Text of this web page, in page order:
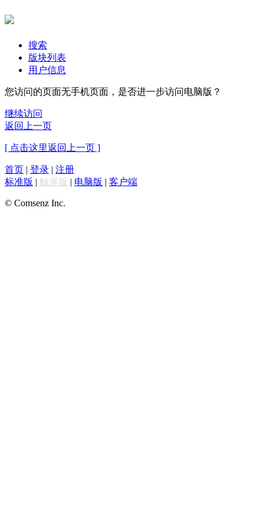
搜索
版块列表
用户信息
您访问的页面无手机页面，是否进一步访问电脑版？
继续访问
返回上一页
[ 点击这里返回上一页 ]
首页 | 登录 | 注册
标准版 | 触屏版 | 电脑版 | 客户端
© Comsenz Inc.